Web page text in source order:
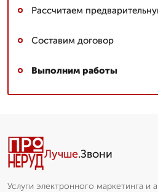
Рассчитаем
Составим договор
Выполним работы
Лучше.Звони
Услуги электронного маркетинга и